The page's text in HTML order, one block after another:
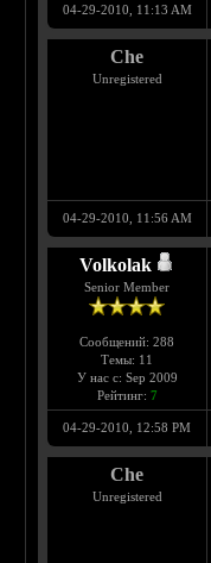
04-29-2010, 11:13 AM
Che
Unregistered
04-29-2010, 11:56 AM
Volkolak
Senior Member
Сообщений: 288
Темы: 11
У нас с: Sep 2009
Рейтинг: 7
04-29-2010, 12:58 PM
Che
Unregistered